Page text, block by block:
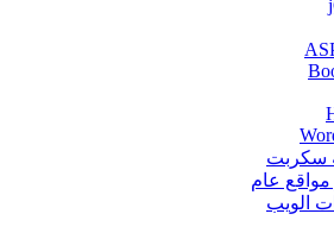
سكربت
عام
الويب